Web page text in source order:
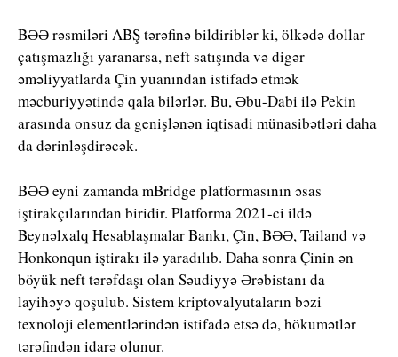
BƏƏ rəsmiləri ABŞ tərəfinə bildiriblər ki, ölkədə dollar
çatışmazlığı yaranarsa, neft satışında və digər
əməliyyatlarda Çin yuanından istifadə etmək
məcburiyyətində qala bilərlər. Bu, Əbu-Dabi ilə Pekin
arasında onsuz da genişlənən iqtisadi münasibətləri daha
da dərinləşdirəcək.
BƏƏ eyni zamanda mBridge platformasının əsas
iştirakçılarından biridir. Platforma 2021-ci ildə
Beynəlxalq Hesablaşmalar Bankı, Çin, BƏƏ, Tailand və
Honkonqun iştirakı ilə yaradılıb. Daha sonra Çinin ən
böyük neft tərəfdaşı olan Səudiyyə Ərəbistanı da
layihəyə qoşulub. Sistem kriptovalyutaların bəzi
texnoloji elementlərindən istifadə etsə də, hökumətlər
tərəfindən idarə olunur.